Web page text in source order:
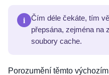
i
Čím déle čekáte, tím
přepsána, zejména na
soubory cache.
Porozumění těmto